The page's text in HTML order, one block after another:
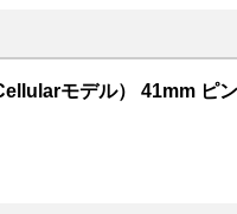
モデル） 41mm ピ